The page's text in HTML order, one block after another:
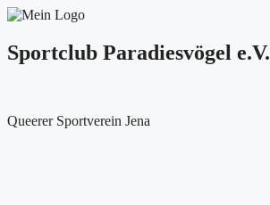
Sportclub Paradiesvögel e.V.
Queerer Sportverein Jena